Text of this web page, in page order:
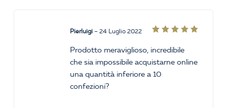
5 su 5
Pierluigi – 24 Luglio 2022
Prodotto meraviglioso, incredibile
che sia impossibile acquistarne online
una quantità inferiore a 10
confezioni?